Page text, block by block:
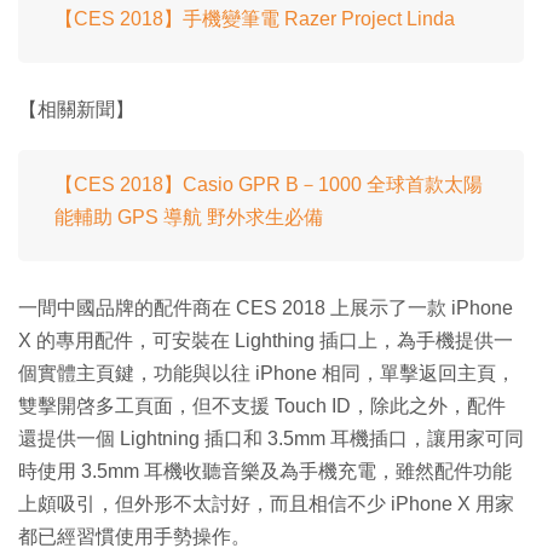
【CES 2018】手機變筆電 Razer Project Linda
【相關新聞】
【CES 2018】Casio GPR B－1000 全球首款太陽
能輔助 GPS 導航 野外求生必備
一間中國品牌的配件商在 CES 2018 上展示了一款 iPhone
X 的專用配件，可安裝在 Lighthing 插口上，為手機提供一
個實體主頁鍵，功能與以往 iPhone 相同，單擊返回主頁，
雙擊開啓多工頁面，但不支援 Touch ID，除此之外，配件
還提供一個 Lightning 插口和 3.5mm 耳機插口，讓用家可同
時使用 3.5mm 耳機收聽音樂及為手機充電，雖然配件功能
上頗吸引，但外形不太討好，而且相信不少 iPhone X 用家
都已經習慣使用手勢操作。